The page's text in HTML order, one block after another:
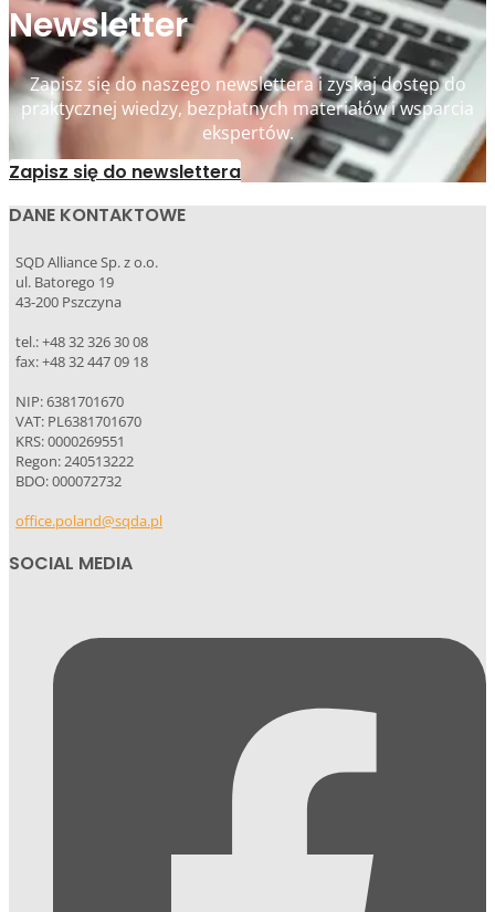
Newsletter
Zapisz się do naszego newslettera i zyskaj dostęp do
praktycznej wiedzy, bezpłatnych materiałów i wsparcia
ekspertów.
Zapisz się do newslettera
DANE KONTAKTOWE
SQD Alliance Sp. z o.o.
ul. Batorego 19
43-200 Pszczyna
tel.: +48 32 326 30 08
fax: +48 32 447 09 18
NIP: 6381701670
VAT: PL6381701670
KRS: 0000269551
Regon: 240513222
BDO: 000072732
office.poland@sqda.pl
SOCIAL MEDIA